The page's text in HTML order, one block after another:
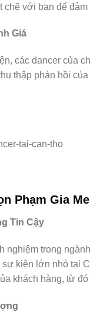
chẽ với bạn để
Giá
các dancer của
thập phản hồi
Phạm Gia
Tin Cậy
nghiệm trong
sự kiện lớn nhỏ tại
khách hàng, từ